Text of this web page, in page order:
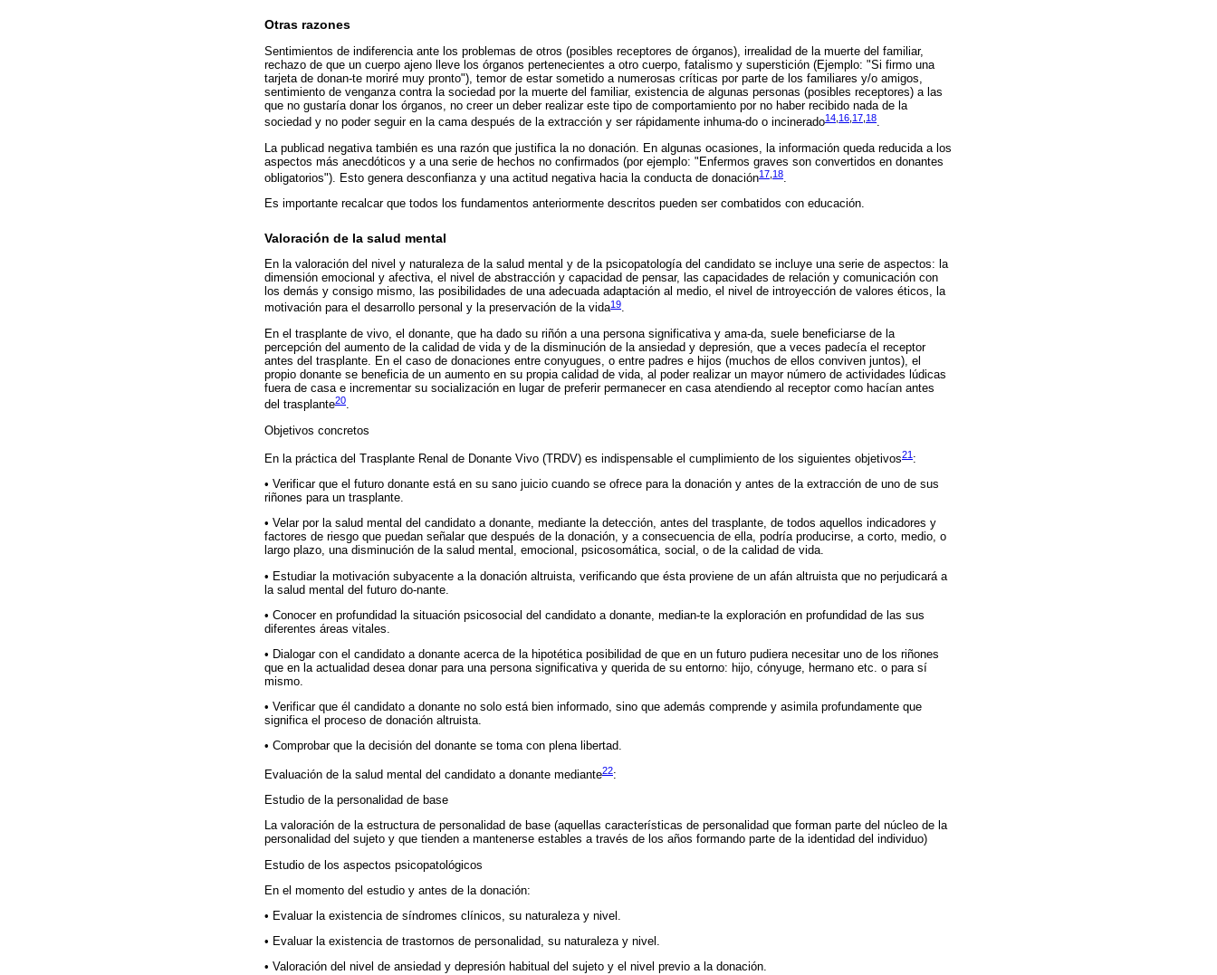
Otras razones
Sentimientos de indiferencia ante los problemas de otros (posibles receptores de órganos), irrealidad de la muerte del familiar,
rechazo de que un cuerpo ajeno lleve los órganos pertenecientes a otro cuerpo, fatalismo y superstición (Ejemplo: "Si firmo una
tarjeta de donan-te moriré muy pronto"), temor de estar sometido a numerosas críticas por parte de los familiares y/o amigos,
sentimiento de venganza contra la sociedad por la muerte del familiar, existencia de algunas personas (posibles receptores) a las
que no gustaría donar los órganos, no creer un deber realizar este tipo de comportamiento por no haber recibido nada de la
sociedad y no poder seguir en la cama después de la extracción y ser rápidamente inhuma-do o incinerado14 16 17 18.
La publicad negativa también es una razón que justifica la no donación. En algunas ocasiones, la información queda reducida a los
aspectos más anecdóticos y a una serie de hechos no confirmados (por ejemplo: "Enfermos graves son convertidos en donantes
obligatorios"). Esto genera desconfianza y una actitud negativa hacia la conducta de donación17 18
Es importante recalcar que todos los fundamentos anteriormente descritos pueden ser combatidos con educación.
Valoración de la salud mental
En la valoración del nivel y naturaleza de la salud mental y de la psicopatología del candidato se incluye una serie de aspectos: la
dimensión emocional y afectiva, el nivel de abstracción y capacidad de pensar, las capacidades de relación y comunicación con
los demás y consigo mismo, las posibilidades de una adecuada adaptación al medio, el nivel de introyección de valores éticos, la
motivación para el desarrollo personal y la preservación de la vida19.
En el trasplante de vivo, el donante, que ha dado su riñón a una persona significativa y ama-da, suele beneficiarse de la
percepción del aumento de la calidad de vida y de la disminución de la ansiedad y depresión, que a veces padecía el receptor
antes del trasplante. En el caso de donaciones entre conyugues, o entre padres e hijos (muchos de ellos conviven juntos), el
propio donante se beneficia de un aumento en su propia calidad de vida, al poder realizar un mayor número de actividades lúdicas
fuera de casa e incrementar su socialización en lugar de preferir permanecer en casa atendiendo al receptor como hacían antes
del trasplante20.
Objetivos concretos
En la práctica del Trasplante Renal de Donante Vivo (TRDV) es indispensable el cumplimiento de los siguientes objetivos21 :
• Verificar que el futuro donante está en su sano juicio cuando se ofrece para la donación y antes de la extracción de uno de sus
riñones para un trasplante.
• Velar por la salud mental del candidato a donante, mediante la detección, antes del trasplante, de todos aquellos indicadores y
factores de riesgo que puedan señalar que después de la donación, y a consecuencia de ella, podría producirse, a corto, medio, o
largo plazo, una disminución de la salud mental, emocional, psicosomática, social, o de la calidad de vida.
• Estudiar la motivación subyacente a la donación altruista, verificando que ésta proviene de un afán altruista que no perjudicará a
la salud mental del futuro do-nante.
• Conocer en profundidad la situación psicosocial del candidato a donante, median-te la exploración en profundidad de las sus
diferentes áreas vitales.
• Dialogar con el candidato a donante acerca de la hipotética posibilidad de que en un futuro pudiera necesitar uno de los riñones
que en la actualidad desea donar para una persona significativa y querida de su entorno: hijo, cónyuge, hermano etc. o para sí
mismo.
• Verificar que él candidato a donante no solo está bien informado, sino que además comprende y asimila profundamente que
significa el proceso de donación altruista.
• Comprobar que la decisión del donante se toma con plena libertad.
Evaluación de la salud mental del candidato a donante mediante22:
Estudio de la personalidad de base
La valoración de la estructura de personalidad de base (aquellas características de personalidad que forman parte del núcleo de la
personalidad del sujeto y que tienden a mantenerse estables a través de los años formando parte de la identidad del individuo)
Estudio de los aspectos psicopatológicos
En el momento del estudio y antes de la donación:
• Evaluar la existencia de síndromes clínicos, su naturaleza y nivel.
• Evaluar la existencia de trastornos de personalidad, su naturaleza y nivel.
• Valoración del nivel de ansiedad y depresión habitual del sujeto y el nivel previo a la donación.